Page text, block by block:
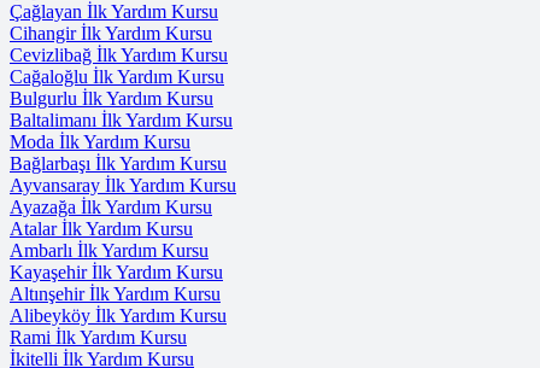
Çağlayan İlk Yardım Kursu
Cihangir İlk Yardım Kursu
Cevizlibağ İlk Yardım Kursu
Cağaloğlu İlk Yardım Kursu
Bulgurlu İlk Yardım Kursu
Baltalimanı İlk Yardım Kursu
Moda İlk Yardım Kursu
Bağlarbaşı İlk Yardım Kursu
Ayvansaray İlk Yardım Kursu
Ayazağa İlk Yardım Kursu
Atalar İlk Yardım Kursu
Ambarlı İlk Yardım Kursu
Kayaşehir İlk Yardım Kursu
Altınşehir İlk Yardım Kursu
Alibeyköy İlk Yardım Kursu
Rami İlk Yardım Kursu
İkitelli İlk Yardım Kursu